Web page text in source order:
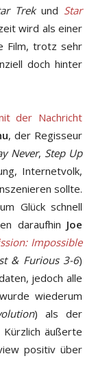
Trekund Star
wird als einer
Film, trotz sehr
doch hinter
der Nachricht
, der Regisseur
Never, Step Up
Internetvolk,
sollte.
Glück schnell
daraufhin Joe
Impossible
& Furious 3-6)
jedoch alle
wiederum
) als der
Kürzlich äußerte
positiv über